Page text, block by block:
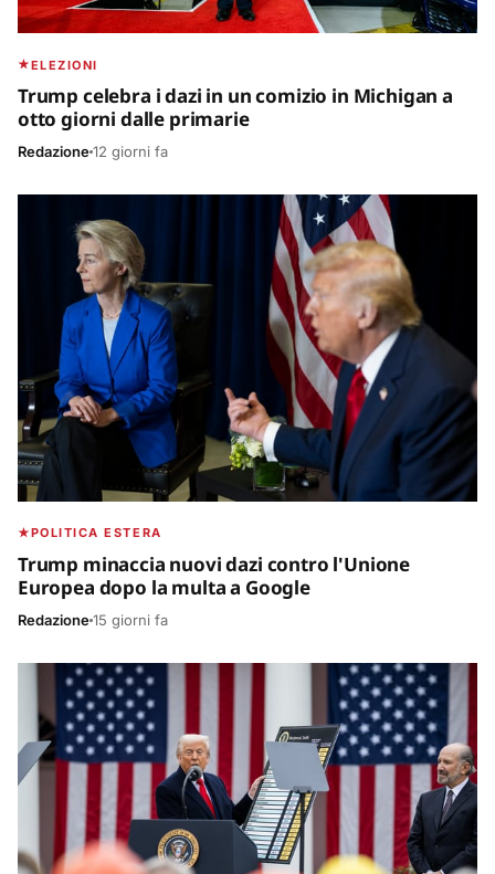
ELEZIONI
Trump celebra i dazi in un comizio in Michigan a
otto giorni dalle primarie
Redazione12 giorni fa
POLITICA ESTERA
Trump minaccia nuovi dazi contro l'Unione
Europea dopo la multa a Google
Redazione15 giorni fa